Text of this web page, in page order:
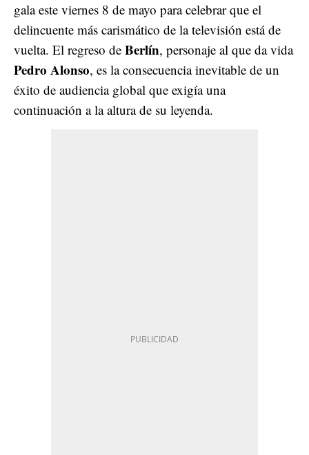
gala este viernes 8 de mayo para celebrar que el
delincuente más carismático de la televisión está de
vuelta. El regreso de Berlín, personaje al que da vida
Pedro Alonso, es la consecuencia inevitable de un
éxito de audiencia global que exigía una
continuación a la altura de su leyenda.